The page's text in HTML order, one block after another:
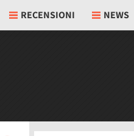
RECENSIONI NEWS